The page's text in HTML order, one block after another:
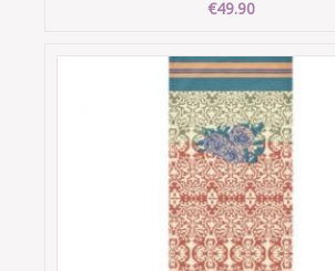
€49.90